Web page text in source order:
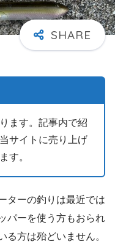
ます。記事内で紹
サイトに売り上げ
す。
ターの釣りは最近では
パーを使う方もおられ
る方は殆どいません。